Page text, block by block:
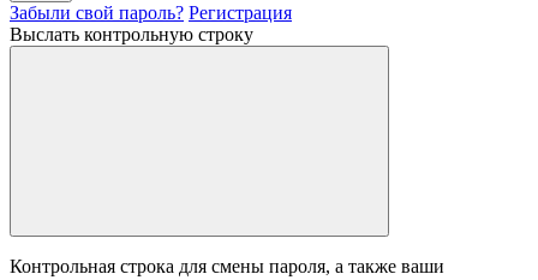
Забыли свой пароль? Регистрация
Выслать контрольную строку
Контрольная строка для смены пароля, а также ваши